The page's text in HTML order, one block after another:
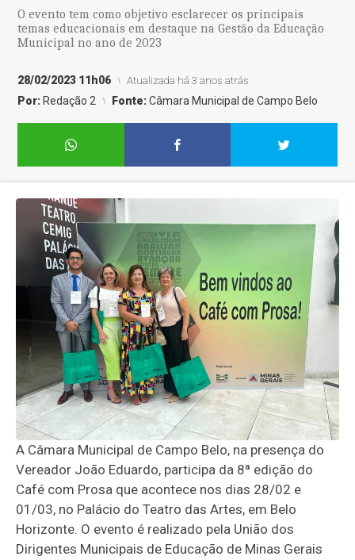
O evento tem como objetivo esclarecer os principais
temas educacionais em destaque na Gestão da Educação
Municipal no ano de 2023
28/02/2023 11h06 Atualizada há 3 anos atrás
Por: Redação 2 Fonte:Câmara Municipal de Campo Belo
A Câmara Municipal de Campo Belo, na presença do
Vereador João Eduardo, participa da 8ª edição do
Café com Prosa que acontece nos dias 28/02 e
01/03, no Palácio do Teatro das Artes, em Belo
Horizonte. O evento é realizado pela União dos
Dirigentes Municipais de Educação de Minas Gerais